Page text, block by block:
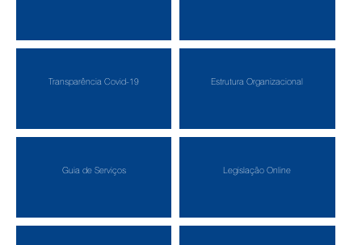
Transparência Covid-19 Estrutura Organizacional
Guia de Serviços Legislação Online